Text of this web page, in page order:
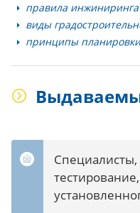
правила инжиниринга
виды
принципы